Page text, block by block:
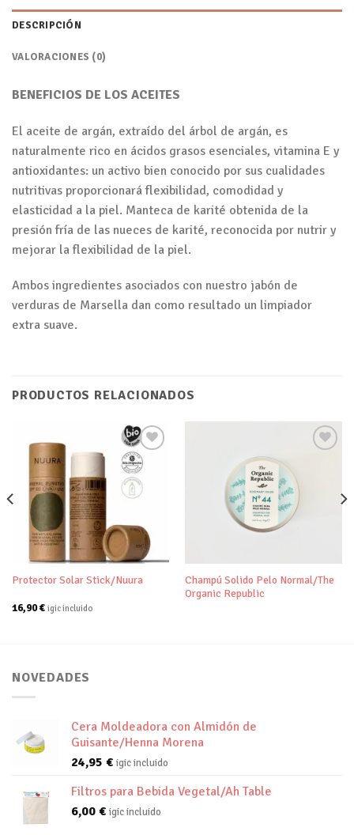
DESCRIPCIÓN
VALORACIONES (0)
BENEFICIOS DE LOS ACEITES
El aceite de argán, extraído del árbol de argán, es
naturalmente rico en ácidos grasos esenciales, vitamina E y
antioxidantes: un activo bien conocido por sus cualidades
nutritivas proporcionará flexibilidad, comodidad y
elasticidad a la piel. Manteca de karité obtenida de la
presión fría de las nueces de karité, reconocida por nutrir y
mejorar la flexibilidad de la piel.
Ambos ingredientes asociados con nuestro jabón de
verduras de Marsella dan como resultado un limpiador
extra suave.
PRODUCTOS RELACIONADOS
Añadir
Protector Solar Stick/Nuura
16,90€ igic incluido
Champú Solido Pelo Normal/The
Organic Republic
NOVEDADES
Cera Moldeadora con Almidón de
Guisante/Henna Morena
24,95 € igic incluido
Filtros para Bebida Vegetal/Ah Table
6,00 € igic incluido